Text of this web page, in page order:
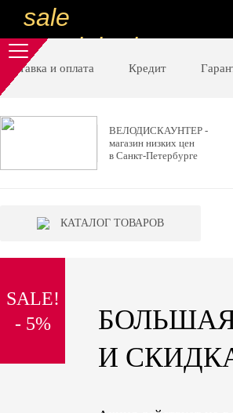
sale
special price
sale
низкие цены
вот дешево
special price
sale
надо брать
sale
Доставка и оплата Кредит
ВЕЛОДИСКАУНТЕР -
магазин низких цен
в Санкт-Петербурге
КАТАЛОГ ТОВАРОВ
SALE!
- 5%
И